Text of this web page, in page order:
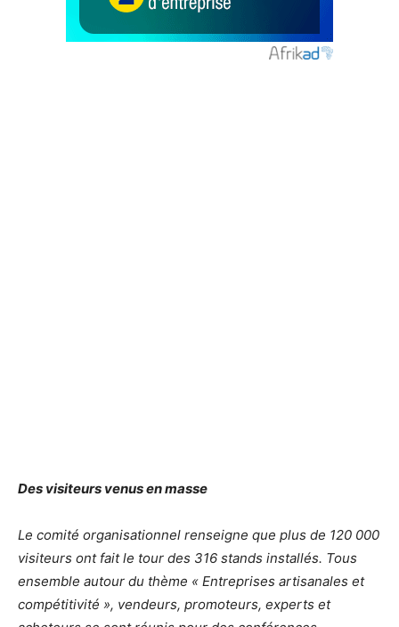
Des visiteurs venus en masse
Le comité organisationnel renseigne que plus de 120 000
visiteurs ont fait le tour des 316 stands installés. Tous
ensemble autour du thème « Entreprises artisanales et
compétitivité », vendeurs, promoteurs, experts et